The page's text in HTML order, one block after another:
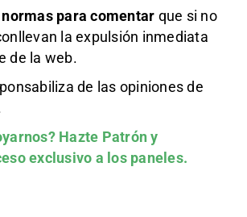
normas para comentar que si no
la expulsión inmediata
de la web.
de las opiniones de
Hazte Patróny
exclusivo a los paneles.